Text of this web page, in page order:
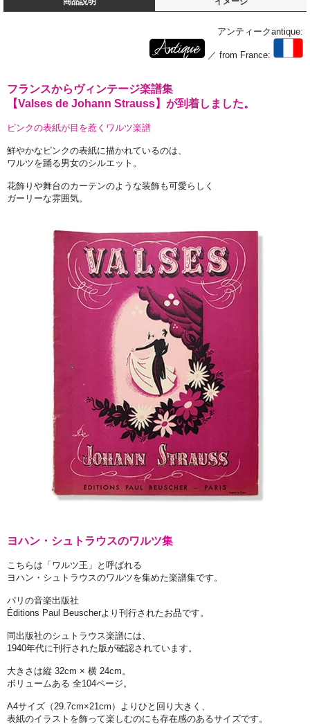
アンティークantique:
／ from France:
フランスからヴィンテージ楽譜集
【Valses de Johann Strauss】が到着しました。
ピンクの表紙が目を惹くワルツ楽譜
鮮やかなピンクの表紙に描かれているのは、
ワルツを踊る男女のシルエット。
花飾りや舞台のカーテンのような装飾も可愛らしく
ガーリーな雰囲気。
ヨハン・シュトラウスのワルツ集
こちらは「ワルツ王」と呼ばれる
ヨハン・シュトラウスのワルツを集めた楽譜集です。
パリの音楽出版社
Éditions Paul Beuscherより刊行されたお品です。
同出版社のシュトラウス楽譜には、
1940年代に刊行された版が確認されています。
大きさは縦 32cm × 横 24cm。
ボリュームある 全104ページ。
A4サイズ（29.7cm×21cm）よりひと回り大きく、
表紙のイラストを飾って楽しむのにも存在感のあるサイズです。